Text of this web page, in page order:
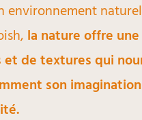
environnement
la nature offre
et de textures qui
son